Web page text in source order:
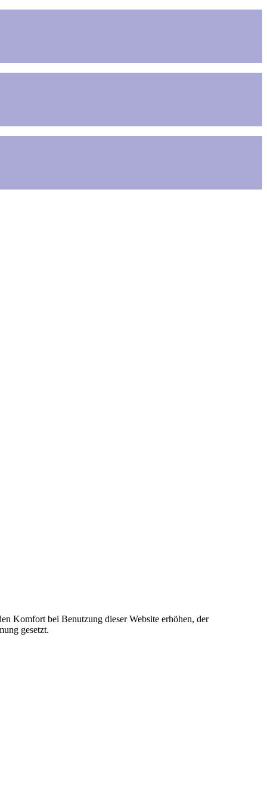
Komfort bei Benutzung dieser Website erhöhen, der
gesetzt.